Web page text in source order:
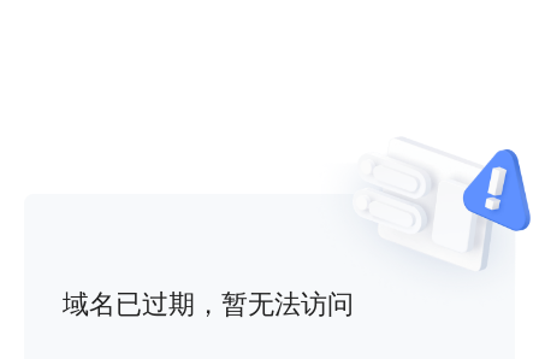
域名已过期，暂无法访问